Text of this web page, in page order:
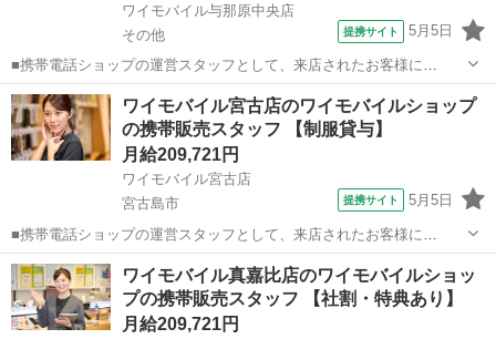
ワイモバイル与那原中央店
その他
提携サイト 5月5日
■携帯電話ショップの運営スタッフとして、来店されたお客様に
Android、iPhone、iPadなどの端末及びプランを提案します。 最初は
緊張するかもしれませんが、「お客様のお役に立ちたい」というお気
持ちがあれば大丈夫です。...
沖縄 その他 その他
ワイモバイル宮古店のワイモバイルショップ
の携帯販売スタッフ 【制服貸与】
月給209,721円
ワイモバイル宮古店
宮古島市
提携サイト 5月5日
■携帯電話ショップの運営スタッフとして、来店されたお客様に
Android、iPhone、iPadなどの端末及びプランを提案します。 最初は
緊張するかもしれませんが、「お客様のお役に立ちたい」というお気
持ちがあれば大丈夫です。...
沖縄 宮古島市 その他
ワイモバイル真嘉比店のワイモバイルショッ
プの携帯販売スタッフ 【社割・特典あり】
月給209,721円